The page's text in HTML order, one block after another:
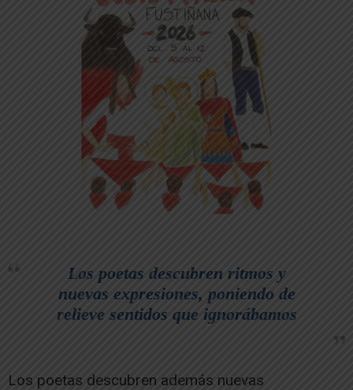
Los poetas descubren ritmos y
nuevas expresiones, poniendo de
relieve sentidos que ignorábamos
Los poetas descubren además nuevas